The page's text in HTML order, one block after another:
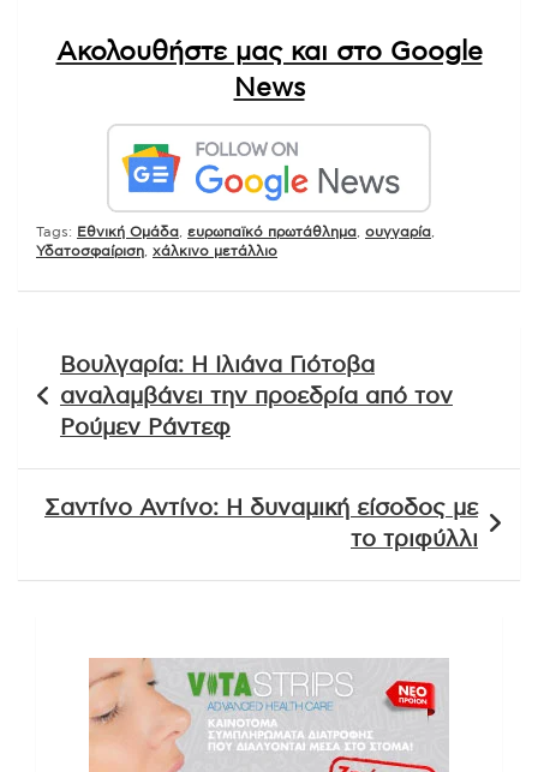
Ακολουθήστε μας και στο Google
News
Tags: Εθνική Ομάδα ευρωπαϊκό πρωτάθλημα ουγγαρία
Υδατοσφαίριση χάλκινο μετάλλιο
άρθρων
Βουλγαρία: Η Ιλιάνα Γιότοβα
αναλαμβάνει την προεδρία από τον
Ρούμεν Ράντεφ
Σαντίνο Αντίνο: Η δυναμική είσοδος με
το τριφύλλι